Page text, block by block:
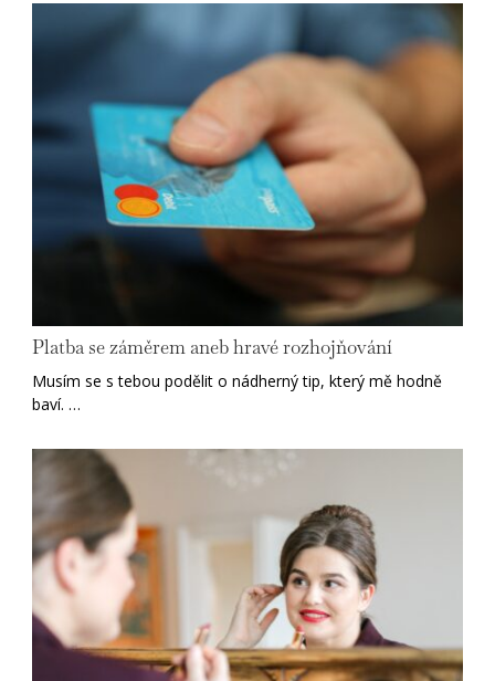
Platba se záměrem aneb hravé rozhojňování
Musím se s tebou podělit o nádherný tip, který mě hodně
baví. …